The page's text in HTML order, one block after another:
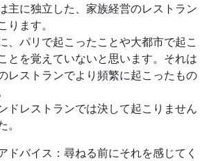
主に独立した、家族経営のレストラン
ります。
、パリで起こったことや大都市で起こ
とを覚えていないと思います。それは
レストランでより頻繁に起こったもの
ドレストランでは決して起こりません
。
ドバイス：尋ねる前にそれを感じてく